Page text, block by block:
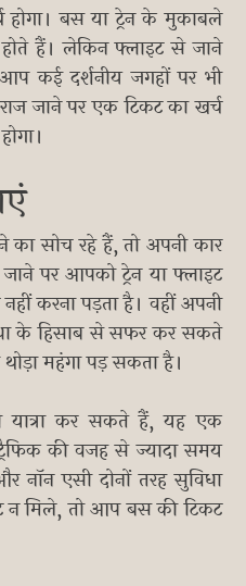
बस या ट्रेन के मुकाबले
हैं। लेकिन फ्लाइट से जाने
कई दर्शनीय जगहों पर भी
जाने पर एक टिकट का खर्च
सोच रहे हैं, तो अपनी कार
पर आपको ट्रेन या फ्लाइट
करना पड़ता है। वहीं अपनी
के हिसाब से सफर कर सकते
महंगा पड़ सकता है।
कर सकते हैं, यह एक
की वजह से ज्यादा समय
एसी दोनों तरह सुविधा
न मिले, तो आप बस की टिकट